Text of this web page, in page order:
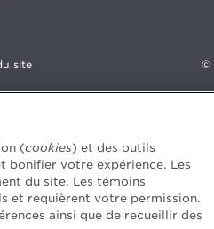
site ©
(cookies) et des outils
bonifier votre expérience. Les
du site. Les témoins
et requièrent votre permission.
ainsi que de recueillir des